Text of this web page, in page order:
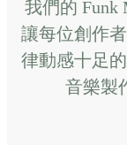
我們的 Funk
讓每位創作
律動感十足
音樂製